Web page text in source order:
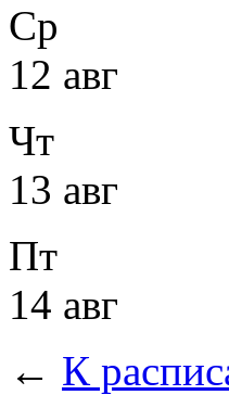
Ср
12 авг
Чт
13 авг
Пт
14 авг
← К